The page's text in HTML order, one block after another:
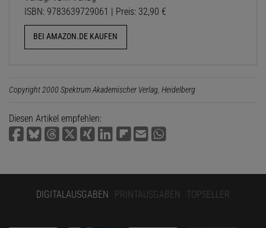
ISBN: 9783639729061 | Preis: 32,90 €
BEI AMAZON.DE KAUFEN
Copyright 2000 Spektrum Akademischer Verlag, Heidelberg
Diesen Artikel empfehlen:
DIGITALAUSGABEN PRINTAUSGABEN TOPSELLER